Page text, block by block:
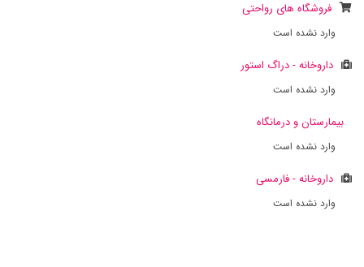
فروشگاه های رواحتی
وارد نشده است
داروخانه - دراگ استور
وارد نشده است
بیمارستان و درمانگاه
وارد نشده است
داروخانه - فارمسی
وارد نشده است